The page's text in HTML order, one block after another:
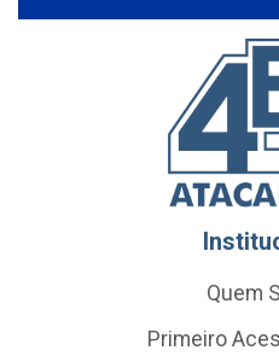
Quem
Primeiro